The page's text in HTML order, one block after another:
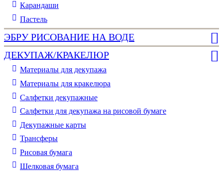
Карандаши
Пастель
ЭБРУ РИСОВАНИЕ НА ВОДЕ
ДЕКУПАЖ/КРАКЕЛЮР
Материалы для декупажа
Материалы для кракелюра
Cалфетки декупажные
Салфетки для декупажа на рисовой бумаге
Декупажные карты
Трансферы
Рисовая бумага
Шелковая бумага